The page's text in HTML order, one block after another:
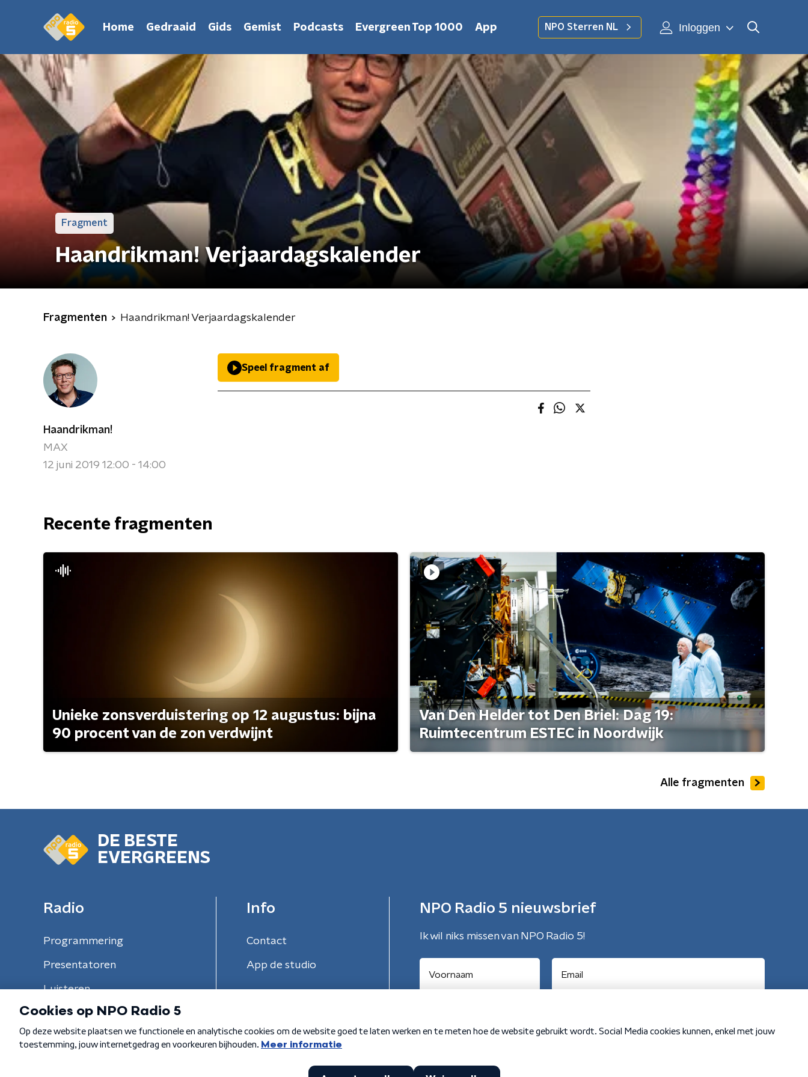
Home Gedraaid Gids Gemist Podcasts Evergreen Top 1000 App NPO Sterren NL Inloggen
Fragment
Haandrikman! Verjaardagskalender
Fragmenten Haandrikman! Verjaardagskalender
Haandrikman!
MAX
12 juni 2019 12:00 - 14:00
Speel fragment af
Recente fragmenten
Unieke zonsverduistering op 12 augustus: bijna
90 procent van de zon verdwijnt
Van Den Helder tot Den Briel: Dag 19:
Ruimtecentrum ESTEC in Noordwijk
Alle fragmenten
DE BESTE
EVERGREENS
Radio
Programmering
Presentatoren
Luisteren
Info
Contact
App de studio
NPO Radio 5 nieuwsbrief
Ik wil niks missen van NPO Radio 5!
Algemene voorwaarden Privacybeleid